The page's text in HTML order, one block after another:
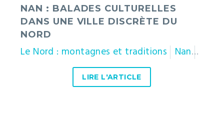
NAN : BALADES CULTURELLES
DANS UNE VILLE DISCRÈTE DU
NORD
Le Nord : montagnes et traditions Nan
LIRE L'ARTICLE